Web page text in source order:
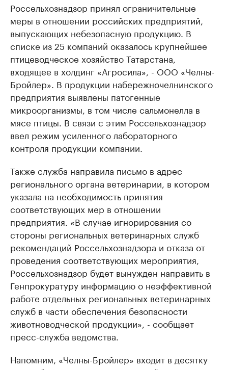
Россельхознадзор принял ограничительные
меры в отношении российских предприятий,
выпускающих небезопасную продукцию. В
списке из 25 компаний оказалось крупнейшее
птицеводческое хозяйство Татарстана,
входящее в холдинг «Агросила», - ООО «Челны-
Бройлер». В продукции набережночелнинского
предприятия выявлены патогенные
микроорганизмы, в том числе сальмонелла в
мясе птицы. В связи с этим Россельхознадзор
ввел режим усиленного лабораторного
контроля продукции компании.
Также служба направила письмо в адрес
регионального органа ветеринарии, в котором
указала на необходимость принятия
соответствующих мер в отношении
предприятия. «В случае игнорирования со
стороны региональных ветеринарных служб
рекомендаций Россельхознадзора и отказа от
проведения соответствующих мероприятия,
Россельхознадзор будет вынужден направить в
Генпрокуратуру информацию о неэффективной
работе отдельных региональных ветеринарных
служб в части обеспечения безопасности
животноводческой продукции», - сообщает
пресс-служба ведомства.
Напомним, «Челны-Бройлер» входит в десятку